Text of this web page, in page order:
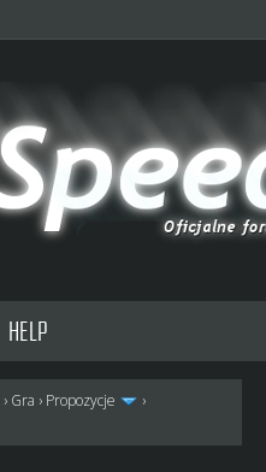
HELP
› Gra › Propozycje ›